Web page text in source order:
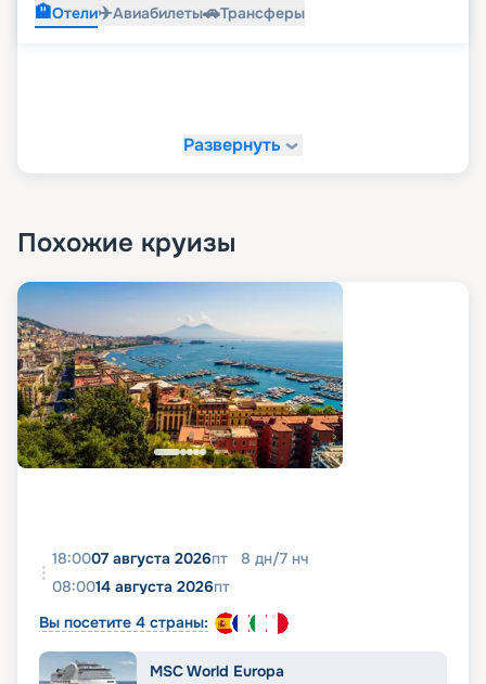
🏨Отели✈️Авиабилеты🚗Трансферы
Развернуть
Похожие круизы
18:0007 августа 2026пт 8 дн/7 нч
08:0014 августа 2026пт
Вы посетите 4 страны:
MSC World Europa